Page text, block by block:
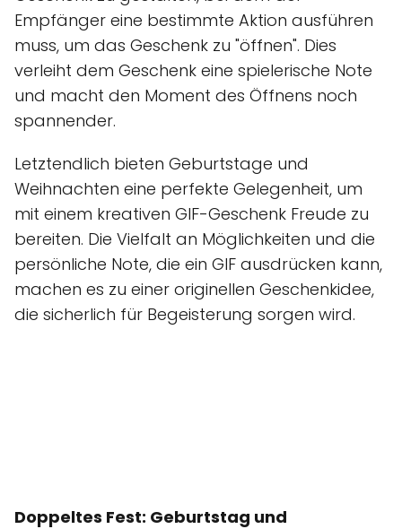
Empfänger eine bestimmte Aktion ausführen
muss, um das Geschenk zu "öffnen". Dies
verleiht dem Geschenk eine spielerische Note
und macht den Moment des Öffnens noch
spannender.
Letztendlich bieten Geburtstage und
Weihnachten eine perfekte Gelegenheit, um
mit einem kreativen GIF-Geschenk Freude zu
bereiten. Die Vielfalt an Möglichkeiten und die
persönliche Note, die ein GIF ausdrücken kann,
machen es zu einer originellen Geschenkidee,
die sicherlich für Begeisterung sorgen wird.
Doppeltes Fest: Geburtstag und